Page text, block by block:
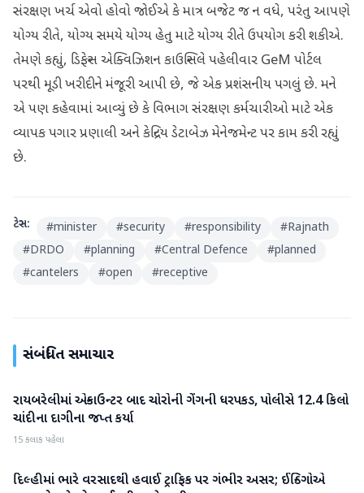
સંરક્ષણ ખર્ચ એવો હોવો જોઈએ કે માત્ર બજેટ જ ન વધે, પરંતુ આપણે
યોગ્ય રીતે, યોગ્ય સમયે યોગ્ય હેતુ માટે યોગ્ય રીતે ઉપયોગ કરી શકીએ.
તેમણે કહ્યું, ડિફેન્સ એક્વિઝિશન કાઉન્સિલે પહેલીવાર GeM પોર્ટલ
પરથી મૂડી ખરીદીને મંજૂરી આપી છે, જે એક પ્રશંસનીય પગલું છે. મને
એ પણ કહેવામાં આવ્યું છે કે વિભાગ સંરક્ષણ કર્મચારીઓ માટે એક
વ્યાપક પગાર પ્રણાલી અને કેન્દ્રિય ડેટાબેઝ મેનેજમેન્ટ પર કામ કરી રહ્યું
છે.
ટેગ્સ: #minister #security #responsibility #Rajnath
#DRDO #planning #Central Defence #planned
#cantelers #open #receptive
સંબંધિત સમાચાર
રાષ્ટ્રીય
રાયબરેલીમાં એન્કાઉન્ટર બાદ ચોરોની ગેંગની ધરપકડ, પોલીસે 12.4 કિલો
ચાંદીના દાગીના જપ્ત કર્યા
15 કલાક પહેલા
રાષ્ટ્રીય
દિલ્હીમાં ભારે વરસાદથી હવાઈ ટ્રાફિક પર ગંભીર અસર; ઈન્ડિગોએ